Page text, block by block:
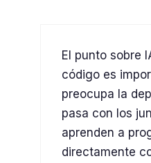
El punto sobre
código es
preocupa la
pasa con los
aprenden a
directamente